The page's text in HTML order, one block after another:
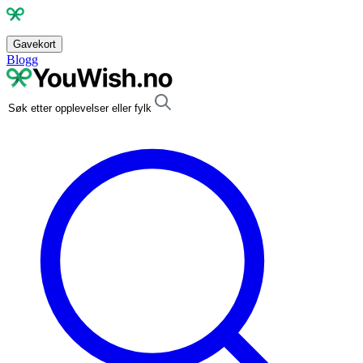
Gavekort
Blogg